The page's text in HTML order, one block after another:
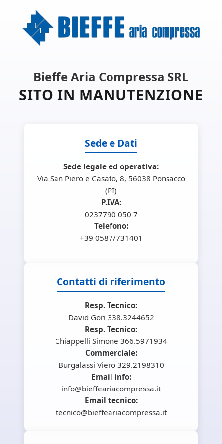
Bieffe Aria Compressa SRL
SITO IN MANUTENZIONE
Sede e Dati
Sede legale ed operativa:
Via San Piero e Casato, 8, 56038 Ponsacco
(PI)
P.IVA:
0237790 050 7
Telefono:
+39 0587/731401
Contatti di riferimento
Resp. Tecnico:
David Gori 338.3244652
Resp. Tecnico:
Chiappelli Simone 366.5971934
Commerciale:
Burgalassi Viero 329.2198310
Email info:
info@bieffeariacompressa.it
Email tecnico:
tecnico@bieffeariacompressa.it